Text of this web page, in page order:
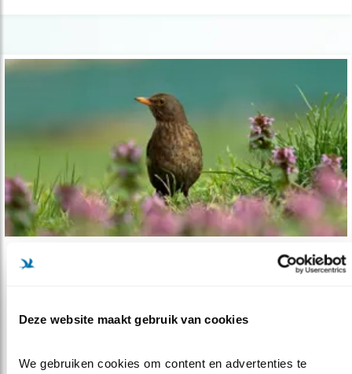
Deze website maakt gebruik van cookies
We gebruiken cookies om content en advertenties te
Nieuws
31.03.22Overtuig nieuw gekozen gemeenteraden dat